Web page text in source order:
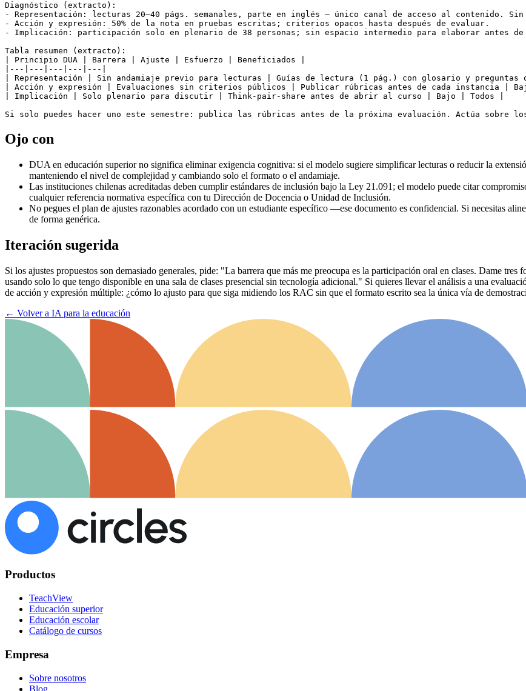
Diagnóstico (extracto):
- Representación: lecturas 20–40 págs. semanales, parte en inglés — único canal de acceso al contenido.
- Acción y expresión: 50% de la nota en pruebas escritas; criterios opacos hasta después de evaluar.
- Implicación: participación solo en plenario de 38 personas; sin espacio intermedio para elaborar antes de
Tabla resumen (extracto):
| Principio DUA | Barrera | Ajuste | Esfuerzo | Beneficiados |
|---|---|---|---|---|
| Representación | Sin andamiaje previo para lecturas | Guías de lectura (1 pág.) con glosario y preguntas
| Acción y expresión | Evaluaciones sin criterios públicos | Publicar rúbricas antes de cada instancia |
| Implicación | Solo plenario para discutir | Think-pair-share antes de abrir al curso | Bajo | Todos |
Ojo con
DUA en educación superior no significa eliminar exigencia cognitiva: si el modelo sugiere simplificar lecturas o reducir la
manteniendo el nivel de complejidad y cambiando solo el formato o el andamiaje.
Las instituciones chilenas acreditadas deben cumplir estándares de inclusión bajo la Ley 21.091; el modelo puede citar
cualquier referencia normativa específica con tu Dirección de Docencia o Unidad de Inclusión.
No pegues el plan de ajustes razonables acordado con un estudiante específico —ese documento es confidencial. Si necesitas
de forma genérica.
Iteración sugerida
Si los ajustes propuestos son demasiado generales, pide: "La barrera que más me preocupa es la participación oral en clases. Dame
usando solo lo que tengo disponible en una sala de clases presencial sin tecnología adicional." Si quieres llevar el análisis a una
de acción y expresión múltiple: ¿cómo lo ajusto para que siga midiendo los RAC sin que el formato escrito sea la única vía de
← Volver a IA para la educación
Productos
TeachView
Educación superior
Educación escolar
Catálogo de cursos
Empresa
Sobre nosotros
Blog